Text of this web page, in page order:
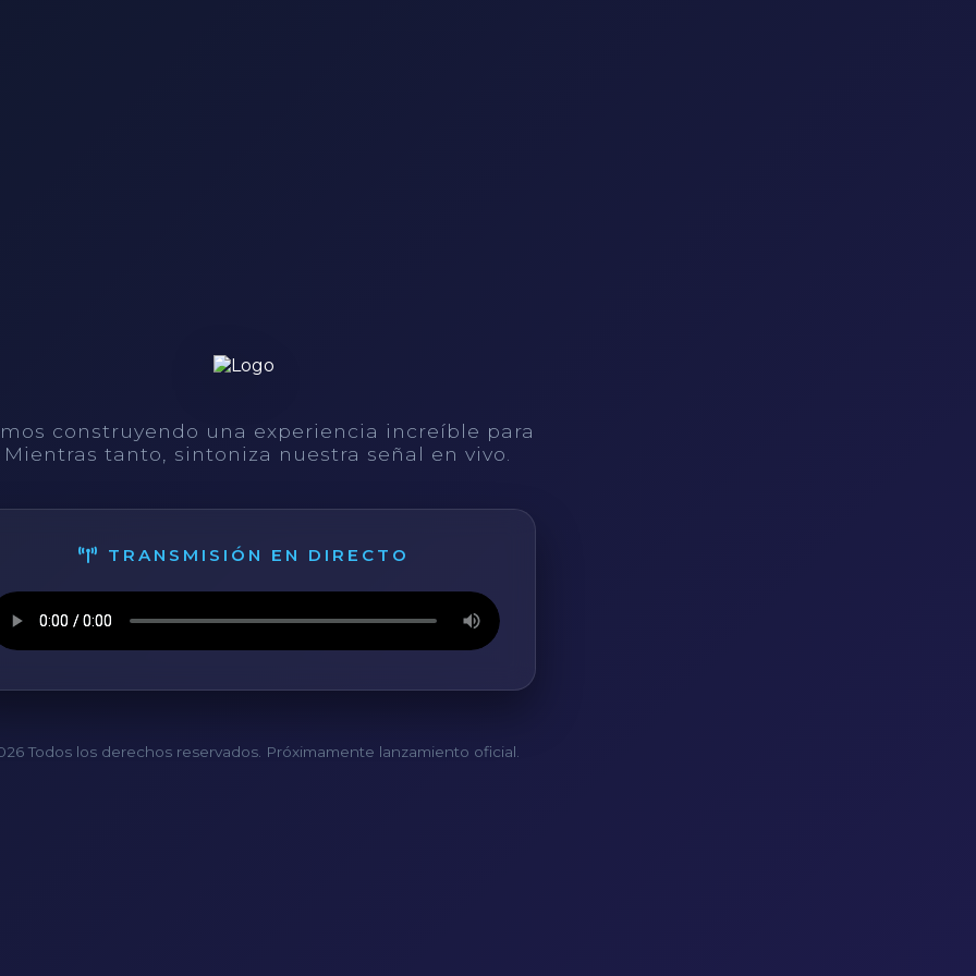
construyendo una experiencia increíble para
tanto, sintoniza nuestra señal en vivo.
TRANSMISIÓN EN DIRECTO
Todos los derechos reservados. Próximamente lanzamiento oficial.